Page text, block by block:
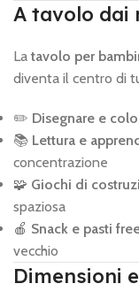
A tavolo dai
La tavolo per
diventa il centro di
✏️ Disegnare e
📚 Lettura e
concentrazione
🧩 Giochi di
spaziosa
🍎 Snack e pasti
vecchio
Dimensioni